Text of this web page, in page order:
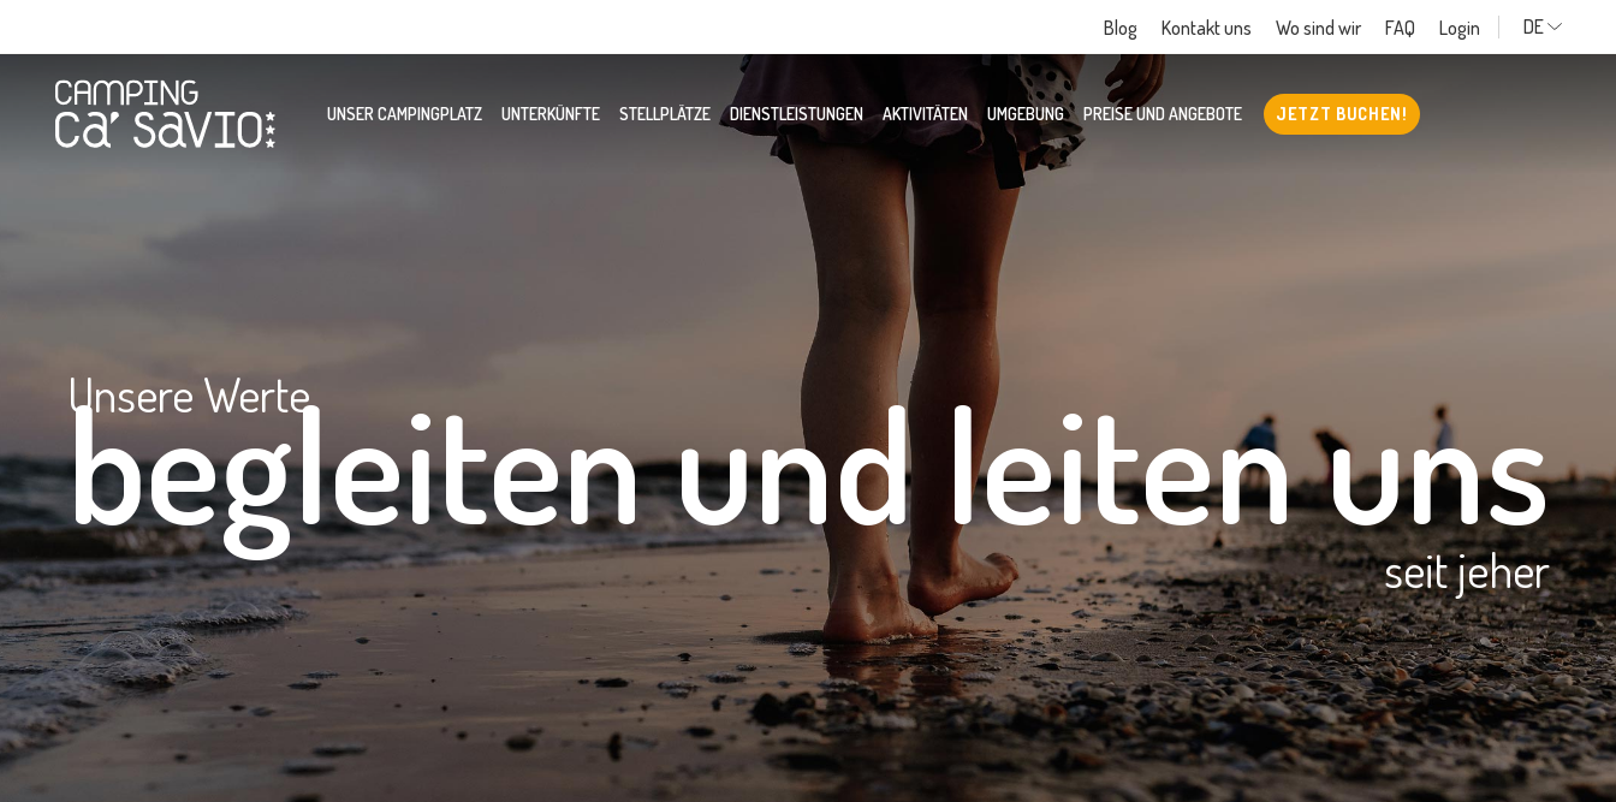
Blog Kontakt uns Wo sind wir FAQ Login DE
UNSER CAMPINGPLATZ UNTERKÜNFTE STELLPLÄTZE DIENSTLEISTUNGEN AKTIVITÄTEN UMGEBUNG PREISE UND ANGEBOTE JETZT BUCHEN!
Unsere Werte
begleiten und leiten uns
seit jeher